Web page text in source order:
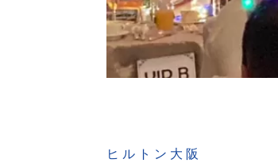
ヒルトン大阪